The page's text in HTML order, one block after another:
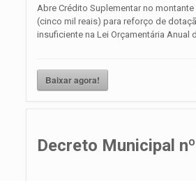
Abre Crédito Suplementar no montante
(cinco mil reais) para reforço de
insuficiente na Lei Orçamentária Anual
Baixar agora!
Decreto Municipal nº